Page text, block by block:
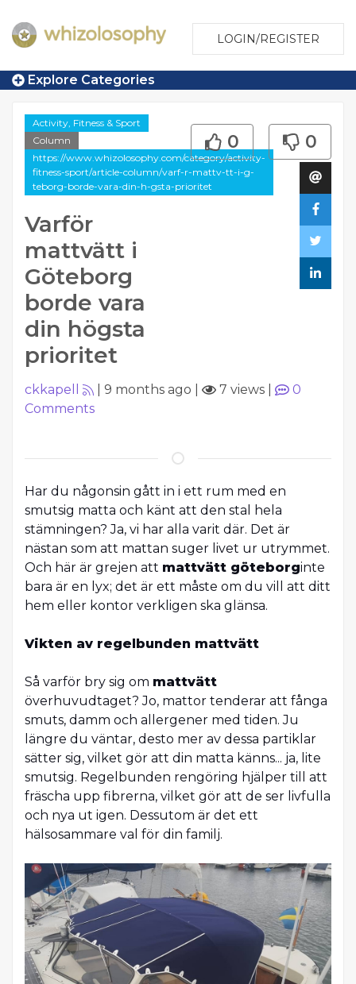
LOGIN/REGISTER
Explore Categories
Activity, Fitness & Sport
Column
https://www.whizolosophy.com/category/activity-
fitness-sport/article-column/varf-r-mattv-tt-i-g-
teborg-borde-vara-din-h-gsta-prioritet
Varför
mattvätt i
Göteborg
borde vara
din högsta
prioritet
0 0
ckkapell 9 months ago 7 views
0
Comments
Har du någonsin gått in i ett rum med en
smutsig matta och känt att den stal hela
stämningen? Ja, vi har alla varit där. Det är
nästan som att mattan suger livet ur utrymmet.
Och här är grejen att mattvätt göteborginte
bara är en lyx; det är ett måste om du vill att ditt
hem eller kontor verkligen ska glänsa.
Vikten av regelbunden mattvätt
Så varför bry sig om mattvätt
överhuvudtaget? Jo, mattor tenderar att fånga
smuts, damm och allergener med tiden. Ju
längre du väntar, desto mer av dessa partiklar
sätter sig, vilket gör att din matta känns... ja, lite
smutsig. Regelbunden rengöring hjälper till att
fräscha upp fibrerna, vilket gör att de ser livfulla
och nya ut igen. Dessutom är det ett
hälsosammare val för din familj.